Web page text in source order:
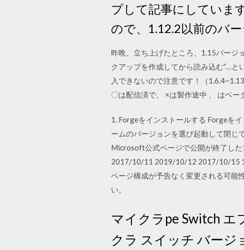
プして記事にしていま
ので、1.12.2以前のバ
昨晩、立ち上げたところ、1.15バージ
クアップを作成してから読み込む”…
入できないので注意です！（
〇は配信済で、 ×は製作途中 、 はベ
1. Forgeをインストールする Forgeを
ームのバージョンを選び起動して閉じ
Microsoft公式ページで公開が終了し
2017/10/11 2019/10/12 2017/10/15 1/
ページ構成が予告なく変更される可能
い。
マイクラpe Switch エ
クラ スイッチ バージ